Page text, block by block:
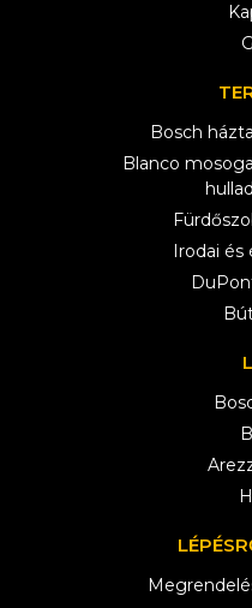
Bosch
Blanco
Irodai és